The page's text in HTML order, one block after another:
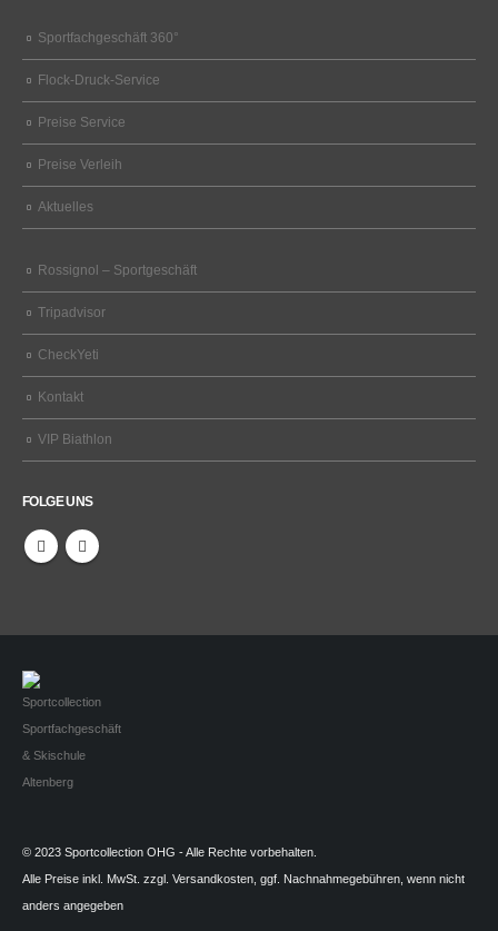
Sportfachgeschäft 360°
Flock-Druck-Service
Preise Service
Preise Verleih
Aktuelles
Rossignol – Sportgeschäft
Tripadvisor
CheckYeti
Kontakt
VIP Biathlon
FOLGE UNS
© 2023 Sportcollection OHG - Alle Rechte vorbehalten.
Alle Preise inkl. MwSt. zzgl. Versandkosten, ggf. Nachnahmegebühren, wenn nicht
anders angegeben